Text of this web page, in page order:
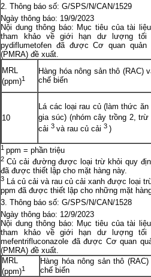
Thông báo số: G/SPS/N/CAN/1529
Ngày thông báo: 19/9/2023
Nội dung thông báo: Mục tiêu của tài
tham khảo về giới hạn dư lượng
pydiflumetofen đã được Cơ quan
(PMRA) đề xuất.
MRL
(ppm)1
Hàng hóa nông sản thô (RAC)
chế biến
10
Lá các loại rau củ (làm thức
gia súc) (nhóm cây trồng 2,
cải3và rau củ cải3)
1ppm = phần triệu
2Củ cải đường được loại trừ khỏi quy
đã được thiết lập cho mặt hàng này.
3 Lá củ cải và rau củ cải xanh được loại
ppm đã được thiết lập cho những mặt
Thông báo số: G/SPS/N/CAN/1528
Ngày thông báo: 12/9/2023
Nội dung thông báo: Mục tiêu của tài
tham khảo về giới hạn dư lượng
mefentrifluconazole đã được Cơ quan
(PMRA) đề xuất.
MRL
(ppm)1
Hàng hóa nông sản thô
chế biến